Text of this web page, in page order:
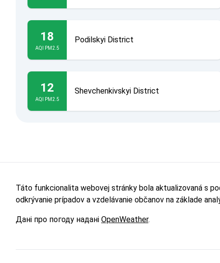
18
AQI PM2.5
Podilskyi District
12
AQI PM2.5
Shevchenkivskyi District
Táto funkcionalita webovej stránky bola aktualizovaná s
odkrývanie prípadov a vzdelávanie občanov na základe
Дані про погоду надані OpenWeather.